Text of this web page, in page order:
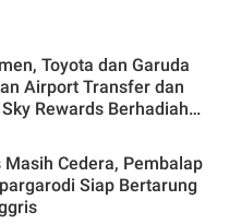
Toyota dan Garuda
Airport Transfer dan
Rewards Berhadiah
Cedera, Pembalap
Siap Bertarung